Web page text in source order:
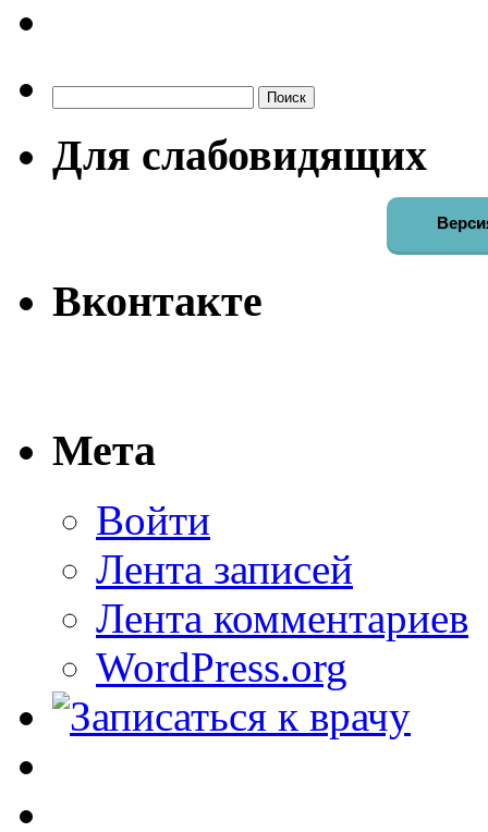
Для слабовидящих
Вконтакте
Мета
Войти
Лента записей
Лента комментариев
WordPress.org